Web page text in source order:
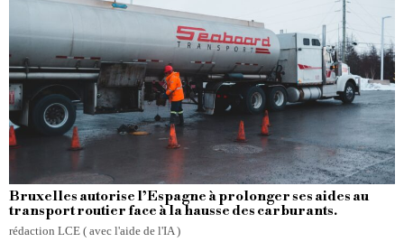
Bruxelles autorise l’Espagne à prolonger ses aides au
transport routier face à la hausse des carburants.
rédaction LCE ( avec l'aide de l'IA )